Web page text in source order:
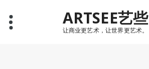
content
ARTSEE艺些
让商业更艺术，让世界更艺术。